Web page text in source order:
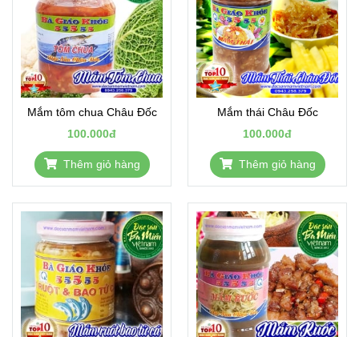
Mắm tôm chua Châu Đốc
100.000đ
Thêm giỏ hàng
Mắm thái Châu Đốc
100.000đ
Thêm giỏ hàng